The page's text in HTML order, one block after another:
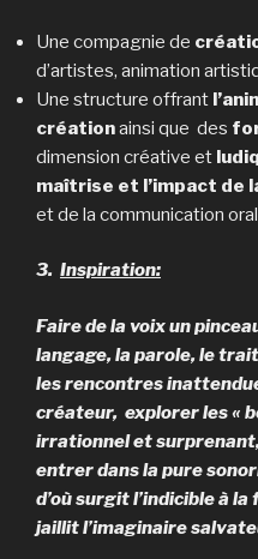
Une compagnie de
d’artistes, animation
Une structure offrant
créationainsi que des
dimension créative et
maîtrise et l’impact de
et de la communication
3. Inspiration:
Faire de la voix un
langage, la parole, le
les rencontres
créateur, explorer les «
irrationnel et
entrer dans la pure
d’où surgit l’indicible à
jaillit l’imaginaire